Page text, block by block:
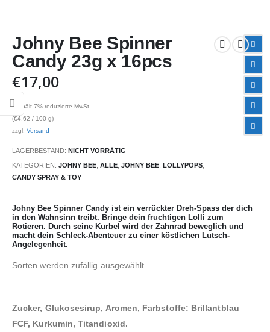
Johny Bee Spinner
Candy 23g x 16pcs
€17,00
Enthält 7% reduzierte MwSt.
(€4,62 / 100 g)
zzgl. Versand
LAGERBESTAND: NICHT VORRÄTIG
KATEGORIEN: JOHNY BEE ALLE JOHNY BEE LOLLYPOPS
CANDY SPRAY & TOY
Johny Bee Spinner Candy ist ein verrückter Dreh-Spass der dich
in den Wahnsinn treibt. Bringe dein fruchtigen Lolli zum
Rotieren. Durch seine Kurbel wird der Zahnrad beweglich und
macht dein Schleck-Abenteuer zu einer köstlichen Lutsch-
Angelegenheit.
Sorten werden zufällig ausgewählt.
Zucker, Glukosesirup, Aromen, Farbstoffe: Brillantblau
FCF, Kurkumin, Titandioxid.